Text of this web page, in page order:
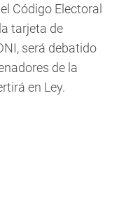
Código Electoral
tarjeta de
será debatido
de la
en Ley.